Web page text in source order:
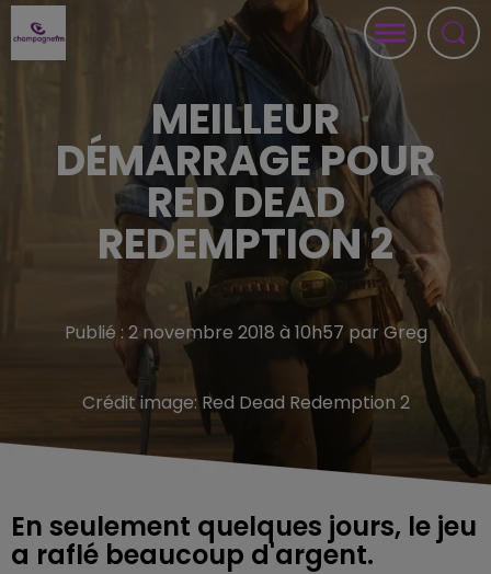
MEILLEUR
DÉMARRAGE POUR
RED DEAD
REDEMPTION 2
Publié : 2 novembre 2018 à 10h57 par Greg
Crédit image: Red Dead Redemption 2
En seulement quelques jours, le jeu
a raflé beaucoup d'argent.